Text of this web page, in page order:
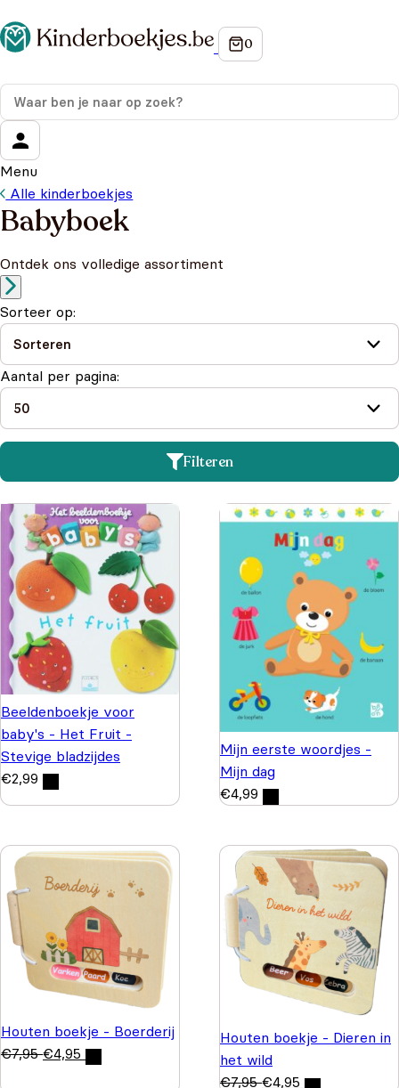
Menu
Alle kinderboekjes
Babyboek
Ontdek ons volledige assortiment
Sorteer op:
Aantal per pagina:
Filteren
Beeldenboekje voor
baby's - Het Fruit -
Stevige bladzijdes
€2,99
Mijn eerste woordjes -
Mijn dag
€4,99
Houten boekje - Boerderij
€7,95 €4,95
Houten boekje - Dieren in
het wild
€7,95 €4,95